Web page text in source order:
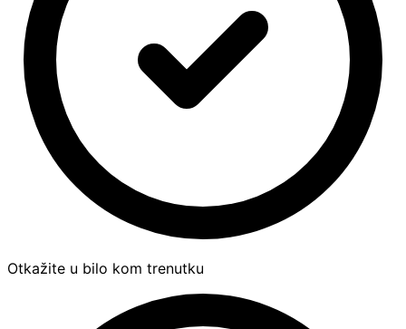
Otkažite u bilo kom trenutku